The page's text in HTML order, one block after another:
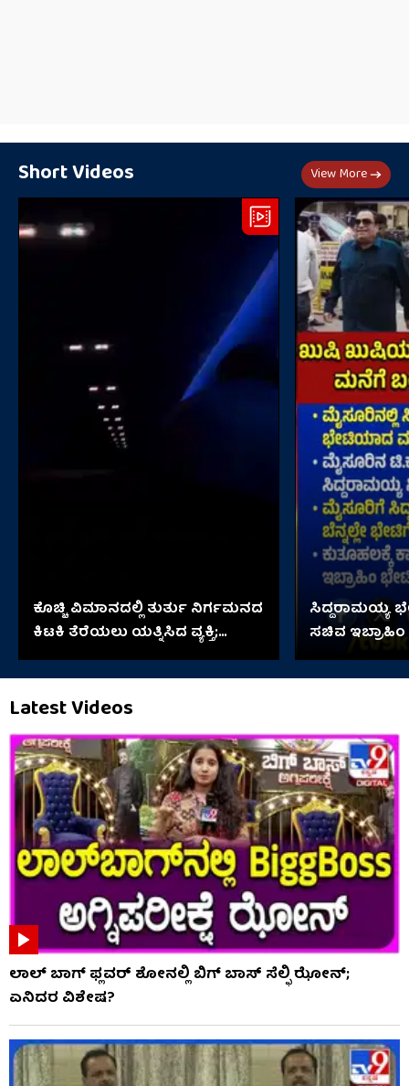
Short Videos View More
ಕೊಚ್ಚಿ ವಿಮಾನದಲ್ಲಿ ತುರ್ತು ನಿರ್ಗಮನದ
ಕಿಟಕಿ ತೆರೆಯಲು ಯತ್ನಿಸಿದ ವ್ಯಕ್ತಿ;
ಆಮೇಲೇನಾಯ್ತು?
ಸಿದ್ದರಾಮಯ್ಯ
ಸಚಿವ ಇಬ್ರಾಹಿಂ
Latest Videos
ಲಾಲ್ ಬಾಗ್ ಫ್ಲವರ್ ಶೋನಲ್ಲಿ ಬಿಗ್ ಬಾಸ್ ಸೆಲ್ಫಿ ಝೋನ್;
ಏನಿದರ ವಿಶೇಷ?